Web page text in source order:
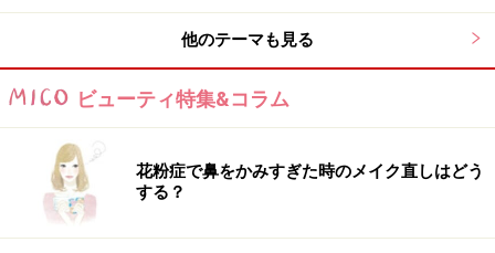
おしゃれショートウルフ（※出典:bangs ）
ハイライトで立体感を出し、外ハネさせた襟足が特徴的
なウルフヘア。顔周りやトップ、毛先に動きを出してい
他のテーマも見る
ビューティ特集&コラム
花粉症で鼻をかみすぎた時のメイク直しはどう
する？